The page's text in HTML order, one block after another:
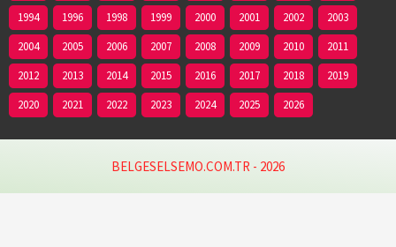
1994
1996 1998 1999 2000 2001 2002
2003
2004
2005 2006 2007 2008 2009 2010
2011
2012
2013 2014 2015 2016 2017 2018
2019
2020
2021 2022 2023 2024 2025 2026
BELGESELSEMO.COM.TR - 2026